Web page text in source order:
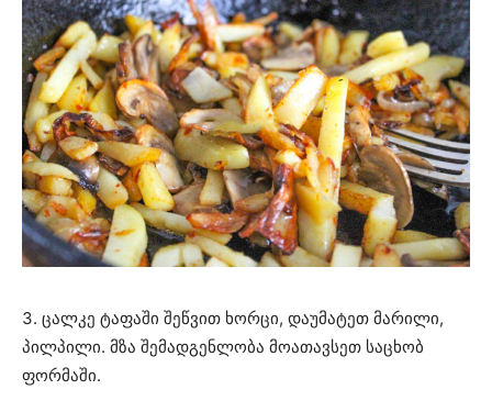
3. ცალკე ტაფაში შეწვით ხორცი, დაუმატეთ მარილი,
პილპილი. მზა შემადგენლობა მოათავსეთ საცხობ
ფორმაში.